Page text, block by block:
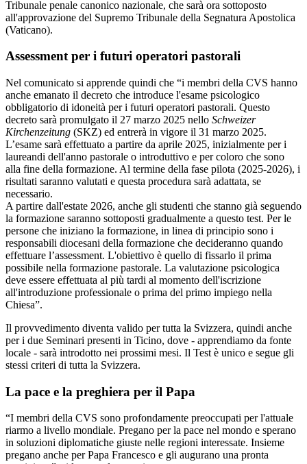
Tribunale penale canonico nazionale, che sarà ora sottoposto
all'approvazione del Supremo Tribunale della Segnatura Apostolica
(Vaticano).
Assessment per i futuri operatori pastorali
Nel comunicato si apprende quindi che “i membri della CVS hanno
anche emanato il decreto che introduce l'esame psicologico
obbligatorio di idoneità per i futuri operatori pastorali. Questo
decreto sarà promulgato il 27 marzo 2025 nello Schweizer
Kirchenzeitung (SKZ) ed entrerà in vigore il 31 marzo 2025.
L’esame sarà effettuato a partire da aprile 2025, inizialmente per i
laureandi dell'anno pastorale o introduttivo e per coloro che sono
alla fine della formazione. Al termine della fase pilota (2025-2026), i
risultati saranno valutati e questa procedura sarà adattata, se
necessario.
A partire dall'estate 2026, anche gli studenti che stanno già seguendo
la formazione saranno sottoposti gradualmente a questo test. Per le
persone che iniziano la formazione, in linea di principio sono i
responsabili diocesani della formazione che decideranno quando
effettuare l’assessment. L'obiettivo è quello di fissarlo il prima
possibile nella formazione pastorale. La valutazione psicologica
deve essere effettuata al più tardi al momento dell'iscrizione
all'introduzione professionale o prima del primo impiego nella
Chiesa”.
Il provvedimento diventa valido per tutta la Svizzera, quindi anche
per i due Seminari presenti in Ticino, dove - apprendiamo da fonte
locale - sarà introdotto nei prossimi mesi. Il Test è unico e segue gli
stessi criteri di tutta la Svizzera.
La pace e la preghiera per il Papa
“I membri della CVS sono profondamente preoccupati per l'attuale
riarmo a livello mondiale. Pregano per la pace nel mondo e sperano
in soluzioni diplomatiche giuste nelle regioni interessate. Insieme
pregano anche per Papa Francesco e gli augurano una pronta